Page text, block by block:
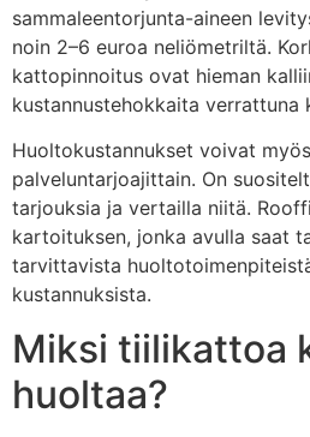
sammaleentorjunta-aineen
noin 2–6 euroa neliömetriltä.
kattopinnoitus ovat hieman
kustannustehokkaita verrattuna
Huoltokustannukset voivat
palveluntarjoajittain. On
tarjouksia ja vertailla niitä.
kartoituksen, jonka avulla saat
tarvittavista
kustannuksista.
Miksi tiilikattoa
huoltaa?